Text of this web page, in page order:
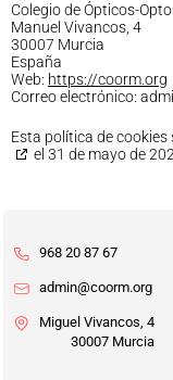
Colegio de Ópticos-
Manuel Vivancos, 4
30007 Murcia
España
Web: https://coorm.org
Correo electrónico:
Esta política de
el 31 de mayo de
968 20 87 67
admin@coorm.org
Miguel Vivancos, 4
30007 Murcia